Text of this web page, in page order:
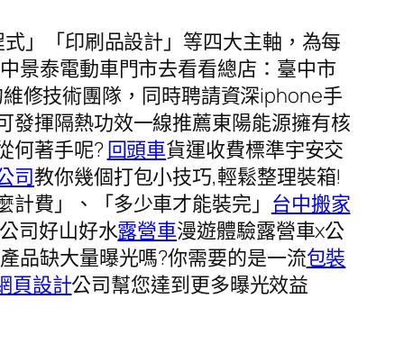
」「印刷品設計」等四大主軸，為每
景泰電動車門市去看看總店：臺中市
修技術團隊，同時聘請資深iphone手
發揮隔熱功效一線推薦東陽能源擁有核
何著手呢?回頭車貨運收費標準宇安交
司教你幾個打包小技巧,輕鬆整理裝箱!
費」、「多少車才能裝完」 台中搬家
司好山好水露營車漫遊體驗露營車x公
品缺大量曝光嗎?你需要的是一流包裝
頁設計公司幫您達到更多曝光效益